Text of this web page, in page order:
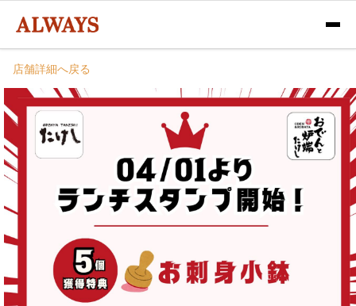
店舗詳細へ戻る